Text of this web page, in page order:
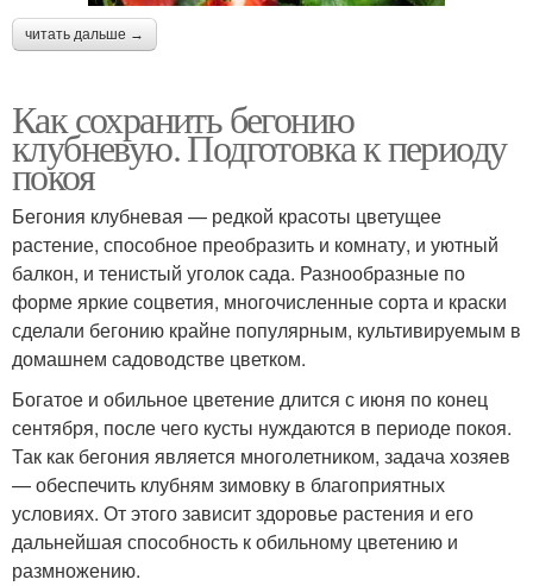
читать дальше →
Как сохранить бегонию
клубневую. Подготовка к периоду
покоя
Бегония клубневая — редкой красоты цветущее
растение, способное преобразить и комнату, и уютный
балкон, и тенистый уголок сада. Разнообразные по
форме яркие соцветия, многочисленные сорта и краски
сделали бегонию крайне популярным, культивируемым в
домашнем садоводстве цветком.
Богатое и обильное цветение длится с июня по конец
сентября, после чего кусты нуждаются в периоде покоя.
Так как бегония является многолетником, задача хозяев
— обеспечить клубням зимовку в благоприятных
условиях. От этого зависит здоровье растения и его
дальнейшая способность к обильному цветению и
размножению.